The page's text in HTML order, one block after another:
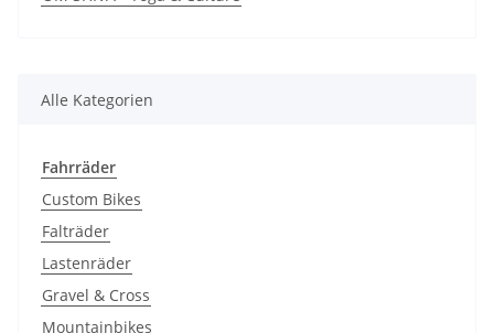
Alle Kategorien
Fahrräder
Custom Bikes
Falträder
Lastenräder
Gravel & Cross
Mountainbikes